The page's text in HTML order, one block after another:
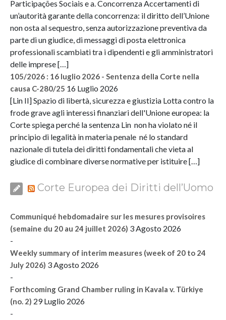
Participações Sociais e a. Concorrenza Accertamenti di
un’autorità garante della concorrenza: il diritto dell’Unione
non osta al sequestro, senza autorizzazione preventiva da
parte di un giudice, di messaggi di posta elettronica
professionali scambiati tra i dipendenti e gli amministratori
delle imprese […]
105/2026 : 16 luglio 2026 - Sentenza della Corte nella
causa C-280/25 16 Luglio 2026
[Lin II] Spazio di libertà, sicurezza e giustizia Lotta contro la
frode grave agli interessi finanziari dell'Unione europea: la
Corte spiega perché la sentenza Lin non ha violato né il
principio di legalità in materia penale né lo standard
nazionale di tutela dei diritti fondamentali che vieta al
giudice di combinare diverse normative per istituire […]
Corte Europea dei Diritti dell’Uomo
Communiqué hebdomadaire sur les mesures provisoires
(semaine du 20 au 24 juillet 2026) 3 Agosto 2026
-
Weekly summary of interim measures (week of 20 to 24
July 2026) 3 Agosto 2026
-
Forthcoming Grand Chamber ruling in Kavala v. Türkiye
(no. 2) 29 Luglio 2026
-